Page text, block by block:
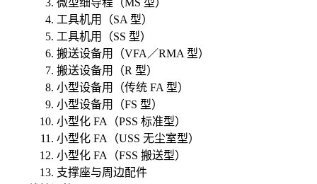
微型细导程（MS 型）
工具机用（SA 型）
工具机用（SS 型）
搬送设备用（VFA／RMA 型）
搬送设备用（R 型）
小型设备用（传统 FA 型）
小型设备用（FS 型）
小型化 FA（PSS 标准型）
小型化 FA（USS 无尘室型）
小型化 FA（FSS 搬送型）
支撑座与周边配件